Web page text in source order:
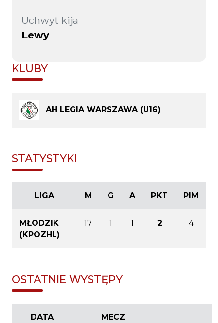
Uchwyt kija
Lewy
KLUBY
AH LEGIA WARSZAWA (U16)
STATYSTYKI
LIGA M G A PKT PIM
MŁODZIK
(KPOZHL)
17 1 1 2 4
OSTATNIE WYSTĘPY
DATA MECZ